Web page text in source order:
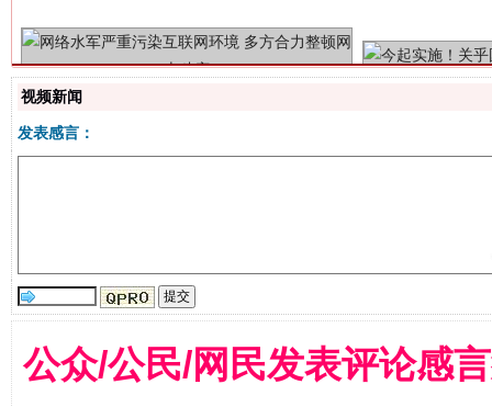
视频新闻
发表感言：
公众/公民/网民发表评论感